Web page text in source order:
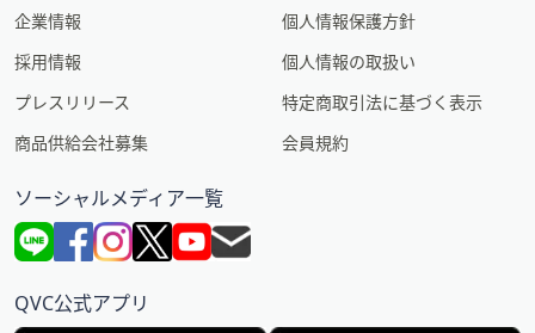
企業情報
採用情報
プレスリリース
商品供給会社募集
個人情報保護方針
個人情報の取扱い
特定商取引法に基づく表示
会員規約
ソーシャルメディア一覧
QVC公式アプリ